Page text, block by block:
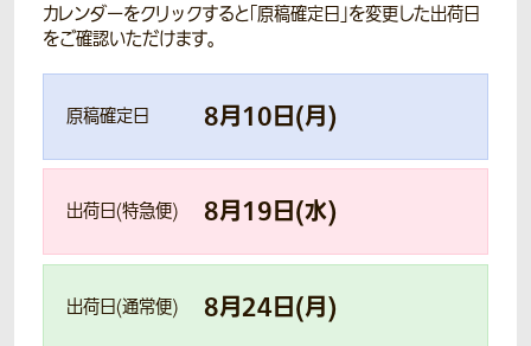
カレンダーをクリックすると「原稿確定日」を変更した出荷日
をご確認いただけます。
原稿確定日 8月10日(月)
出荷日(特急便) 8月19日(水)
出荷日(通常便) 8月24日(月)